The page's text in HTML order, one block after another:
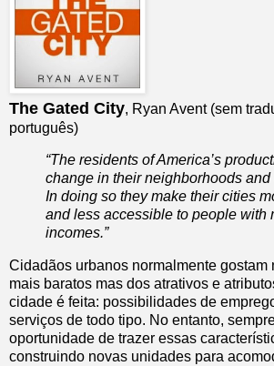
The Gated City, Ryan Avent (sem
português)
“The residents of America’s
change in their neighborhoods and
In doing so they make their cities
and less accessible to people with
incomes.”
Cidadãos urbanos normalmente gostam
mais baratos mas dos atrativos e
cidade é feita: possibilidades de
serviços de todo tipo. No entanto,
oportunidade de trazer essas
construindo novas unidades para